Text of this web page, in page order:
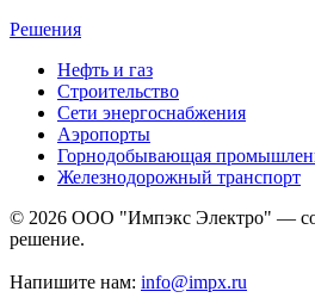
Решения
Нефть и газ
Строительство
Сети энергоснабжения
Аэропорты
Горнодобывающая
Железнодорожный транспорт
© 2026 ООО "Импэкс Электро" —
решение.
Напишите нам: info@impx.ru